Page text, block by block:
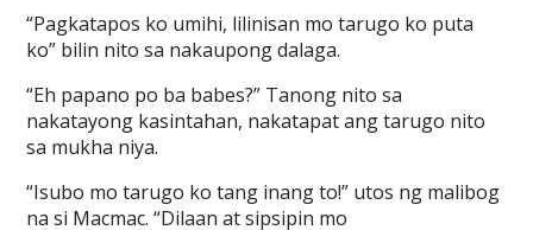
“Pagkatapos ko umihi, lilinisan mo tarugo ko puta
ko” bilin nito sa nakaupong dalaga.
“Eh papano po ba babes?” Tanong nito sa
nakatayong kasintahan, nakatapat ang tarugo nito
sa mukha niya.
“Isubo mo tarugo ko tang inang to!” utos ng malibog
na si Macmac. “Dilaan at sipsipin mo